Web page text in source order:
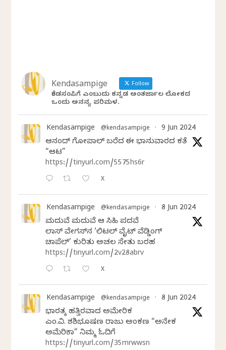
Kendasampige Follow
ಕೆಂಡಸಂಪಿಗೆ ಎಂಬುದು ಕನ್ನಡ ಅಂತರ್ಜಾಲ ಲೋಕದ
ಒಂದು ಅನನ್ಯ ಪರಿಮಳ.
Kendasampige @kendasampige · 9 Jun 2024
ಆನಂದ್‌ ಗೋಪಾಲ್‌ ಬರೆದ ಈ ಭಾನುವಾರದ ಕತೆ
“ಆಟ”
https://tinyurl.com/5575hs6r
X
Kendasampige @kendasampige · 8 Jun 2024
ಮದುವೆ ಮದುವೆ ಆ ಸಿಹಿ ಪದವೆ
ಲಾಸ್‌ ವೇಗಸ್‌ನ ‘ಲಿಟಲ್ ವೈಟ್ ವೆಡ್ಡಿಂಗ್
ಚಾಪೆಲ್’ ಕುರಿತು ಅಚಲ ಸೇತು ಬರಹ
https://tinyurl.com/2v28abrv
X
Kendasampige @kendasampige · 8 Jun 2024
ಭಾರತಕ್ಕೆ ಹತ್ತಿರವಾದ ಅಮೇರಿಕ
ಎಂ.ವಿ. ಶಶಿಭೂಷಣ ರಾಜು ಅಂಕಣ “ಅನೇಕ
ಅಮೆರಿಕಾ” ನಿಮ್ಮ ಓದಿಗೆ
https://tinyurl.com/35mrwwsn